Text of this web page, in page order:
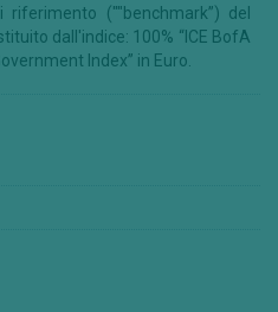
riferimento (""benchmark”) del
dall'indice: 100% “ICE BofA
Index” in Euro.